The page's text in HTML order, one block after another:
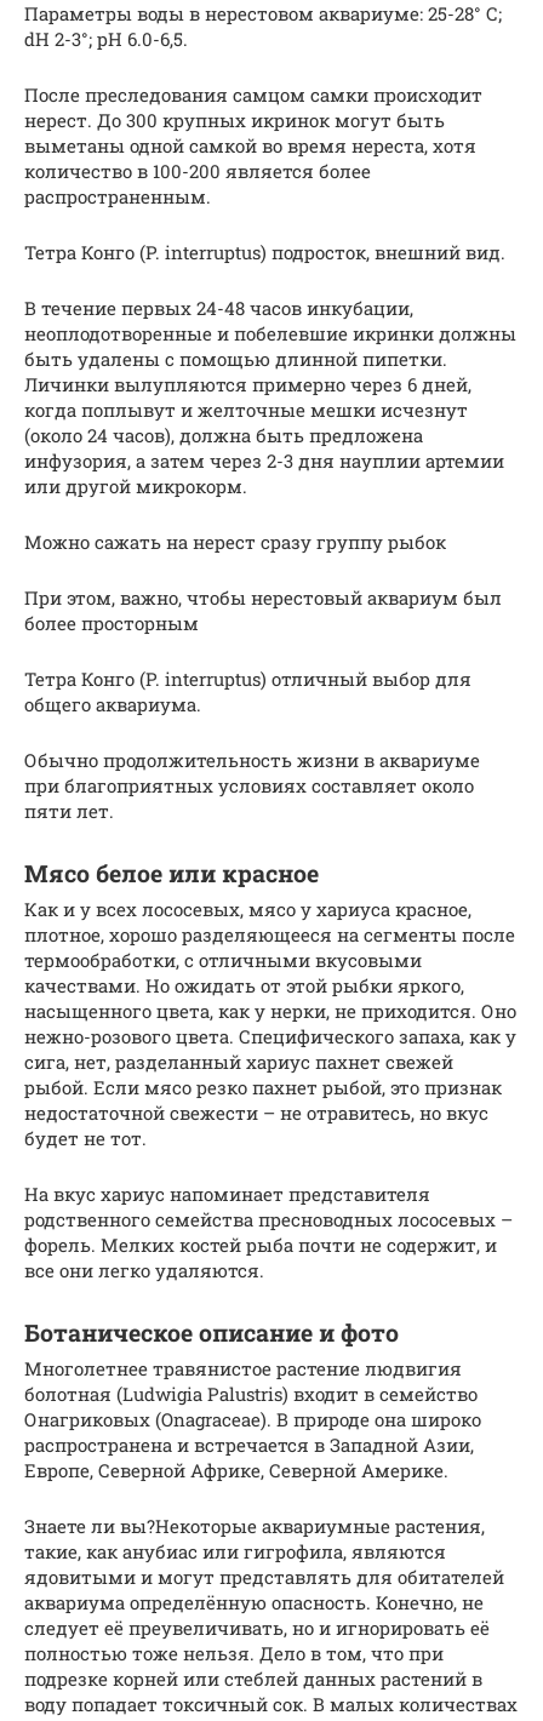
Параметры воды в нерестовом аквариуме: 25-28° С;
dH 2-3°; рН 6.0-6,5.
После преследования самцом самки происходит
нерест. До 300 крупных икринок могут быть
выметаны одной самкой во время нереста, хотя
количество в 100-200 является более
распространенным.
Тетра Конго (P. interruptus) подросток, внешний вид.
В течение первых 24-48 часов инкубации,
неоплодотворенные и побелевшие икринки должны
быть удалены с помощью длинной пипетки.
Личинки вылупляются примерно через 6 дней,
когда поплывут и желточные мешки исчезнут
(около 24 часов), должна быть предложена
инфузория, а затем через 2-3 дня науплии артемии
или другой микрокорм.
Можно сажать на нерест сразу группу рыбок
При этом, важно, чтобы нерестовый аквариум был
более просторным
Тетра Конго (P. interruptus) отличный выбор для
общего аквариума.
Обычно продолжительность жизни в аквариуме
при благоприятных условиях составляет около
пяти лет.
Мясо белое или красное
Как и у всех лососевых, мясо у хариуса красное,
плотное, хорошо разделяющееся на сегменты после
термообработки, с отличными вкусовыми
качествами. Но ожидать от этой рыбки яркого,
насыщенного цвета, как у нерки, не приходится. Оно
нежно-розового цвета. Специфического запаха, как у
сига, нет, разделанный хариус пахнет свежей
рыбой. Если мясо резко пахнет рыбой, это признак
недостаточной свежести – не отравитесь, но вкус
будет не тот.
На вкус хариус напоминает представителя
родственного семейства пресноводных лососевых –
форель. Мелких костей рыба почти не содержит, и
все они легко удаляются.
Ботаническое описание и фото
Многолетнее травянистое растение людвигия
болотная (Ludwigia Palustris) входит в семейство
Онагриковых (Onagraceae). В природе она широко
распространена и встречается в Западной Азии,
Европе, Северной Африке, Северной Америке.
Знаете ли вы?Некоторые аквариумные растения,
такие, как анубиас или гигрофила, являются
ядовитыми и могут представлять для обитателей
аквариума определённую опасность. Конечно, не
следует её преувеличивать, но и игнорировать её
полностью тоже нельзя. Дело в том, что при
подрезке корней или стеблей данных растений в
воду попадает токсичный сок. В малых количествах